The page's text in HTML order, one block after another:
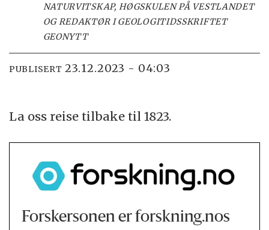
NATURVITSKAP, HØGSKULEN PÅ VESTLANDET
OG REDAKTØR I GEOLOGITIDSSKRIFTET
GEONYTT
PUBLISERT 23.12.2023 - 04:03
La oss reise tilbake til 1823.
Forskersonen er forskning.nos